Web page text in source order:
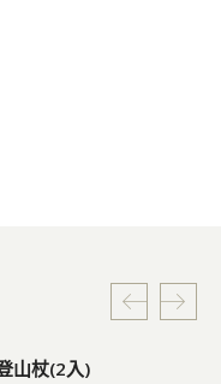
山杖(2入)